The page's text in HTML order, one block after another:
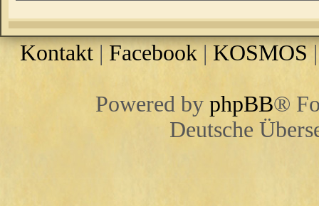
Kontakt|Facebook|KOSMOS
Powered by phpBB®
Deutsche